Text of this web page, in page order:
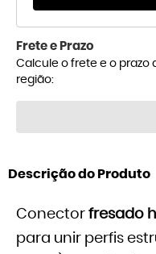
Frete e Prazo
Calcule o frete e o prazo
região:
Descrição do Produto
Conector fresado
para unir perfis